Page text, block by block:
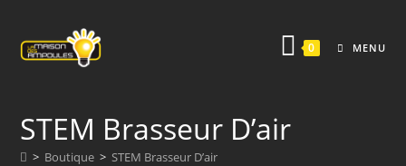
content
0 MENU
STEM Brasseur D’air
> Boutique > STEM Brasseur D’air